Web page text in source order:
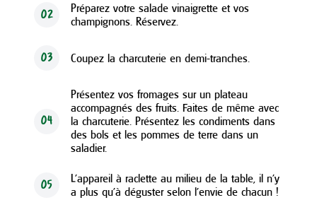
02
Préparez votre salade vinaigrette et vos
champignons. Réservez.
03 Coupez la charcuterie en demi-tranches.
04
Présentez vos fromages sur un plateau
accompagnés des fruits. Faites de même avec
la charcuterie. Présentez les condiments dans
des bols et les pommes de terre dans un
saladier.
05
L’appareil à raclette au milieu de la table, il n’y
a plus qu’à déguster selon l’envie de chacun !